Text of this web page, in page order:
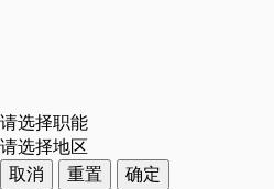
请选择职能
请选择地区
取消
重置
确定